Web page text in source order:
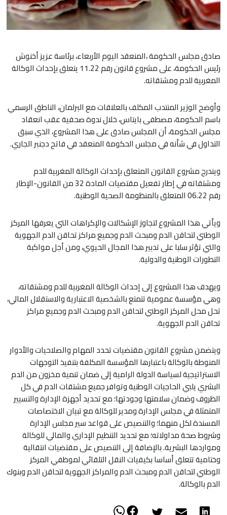
صادق مجلس الحكومة ،المنعقد اليوم الأربعاء، برئاسة عزيز أخنوش
رئيس الحكومة، على مشروع قانون رقم 11.22 يتعلق بإحداث الوكالة
المغربية للدم ومشتقاته.
وأوضح الوزير المنتدب المكلف بالعلاقات مع البرلمان، الناطق الرسمي
باسم الحكومة، مصطفى بايتاس، خلال ندوة صحفية عقب انعقاد
مجلس الحكومة، أن المجلس صادق على هذا المشروع، الذي سبق
التداول في شأنه في مجلس الحكومة المنعقد في فاتح دجنبر الجاري.
ويندرج مشروع القانون المتعلق بإحداث الوكالة المغربية للدم
ومشتقاته في إطار تفعيل مقتضيات المادة 32 من القانون-الإطار
رقم 06.22 المتعلق بالمنظومة الصحية الوطنية.
ويأتي هذا المشروع لتجاوز الإشكالات والإكراهات التي يعرفها المركز
الوطني لتحاقن الدم ومبحث الدم وجميع مراكز تحاقن الدم الجهوية
والتي تؤثر سلبا على تدبير هذا المجال الحيوي، ومن أجل مواكبة
التطورات الوطنية والدولية.
ويهدف هذا المشروع إلى إحداث الوكالة المغربية للدم ومشتقاته،
وهي مؤسسة عمومية تتمتع بالشخصية الاعتبارية والاستقلال المالي،
تحل محل المركز الوطني لتحاقن الدم ومبحث الدم وجميع مراكز
تحاقن الدم الجهوية.
ويتضمن مشروع القانون مقتضيات تحدد المهام والصلاحيات والأدوار
المنوطة بالوكالة باعتبارها المؤسسة المكلفة بتنفيذ التوجهات
الاستراتيجية لسياسة الدولة الرامية إلى ضمان تنمية مخزون من الدم
البشري يلبي الحاجيات الوطنية وتوافر جميع مشتقات الدم في كل
الظروف وضمان سلامتها وجودتها؛ مع تحديد أجهزة الإدارة والتسيير
المتمثلة في مجلس الإدارة ومدير للوكالة مع تبيان الاختصاصات
المسندة لكل منهما؛ والتنصيص على قواعد سير مجلس الإدارة
وشروط صحة مداولاته؛ مع تحديد التنظيم الإداري والمالي للوكالة
ومواردها البشرية. بالإضافة إلى التنصيص على مقتضيات انتقالية
وختامية تتعلق أساسا بكيفيات النقل التلقائي لموظفي المركز
الوطني لتحاقن الدم ومبحث الدم والمراكز الجهوية لتحاقن الدم وبنوك
الدم بالوكالة.